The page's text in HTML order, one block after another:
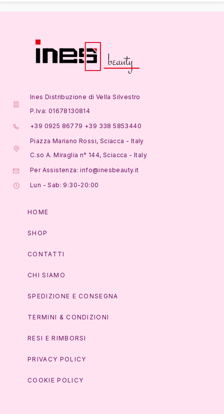
Ines Distribuzione di Vella Silvestro
P.Iva: 01678130814
+39 0925 86779 +39 338 5853440
Piazza Mariano Rossi, Sciacca - Italy
C.so A. Miraglia n° 144, Sciacca - Italy
Per Assistenza: info@inesbeauty.it
Lun - Sab: 9:30-20:00
HOME
SHOP
CONTATTI
CHI SIAMO
SPEDIZIONE E CONSEGNA
TERMINI & CONDIZIONI
RESI E RIMBORSI
PRIVACY POLICY
COOKIE POLICY